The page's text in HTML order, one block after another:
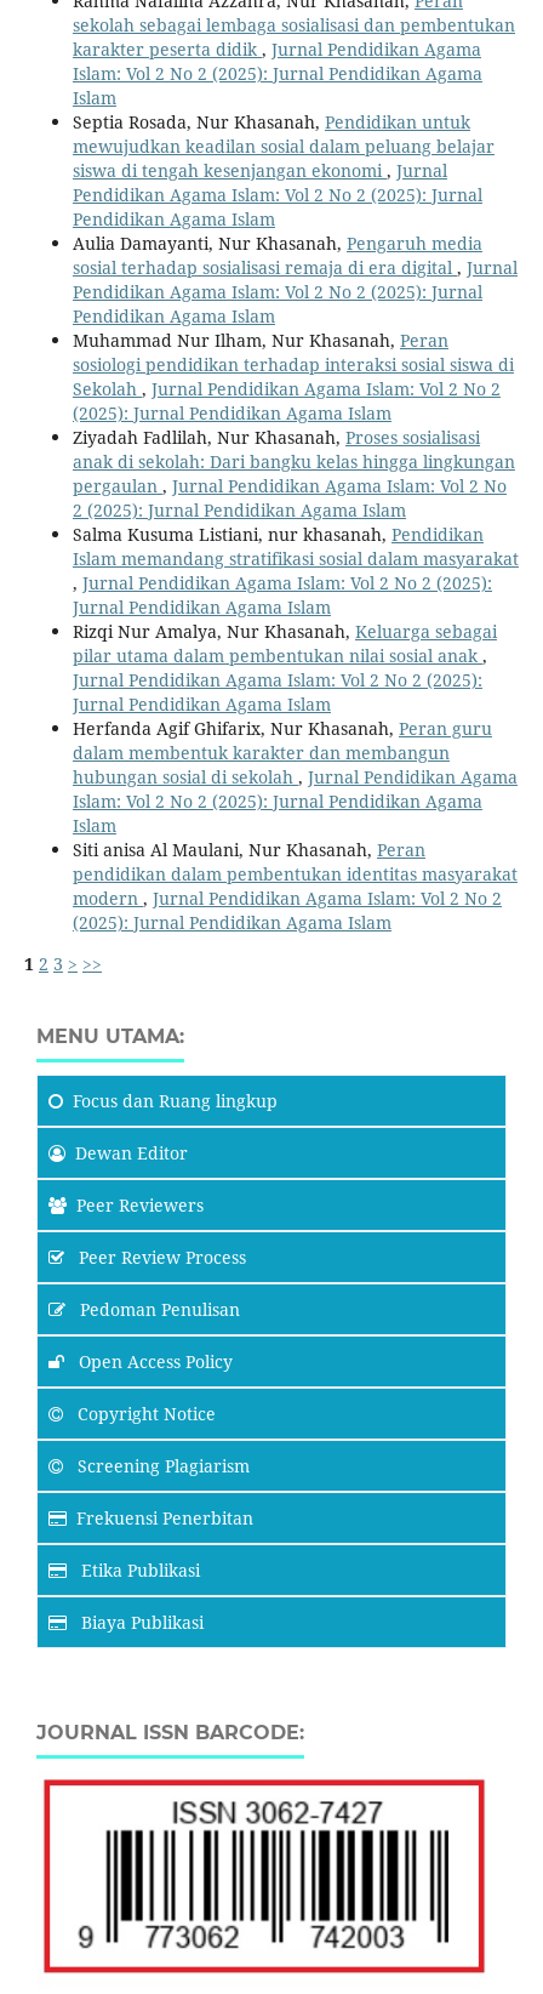
sekolah sebagai lembaga sosialisasi dan pembentukan
karakter peserta didik , Jurnal Pendidikan Agama
Islam: Vol 2 No 2 (2025): Jurnal Pendidikan Agama
Islam
Septia Rosada, Nur Khasanah, Pendidikan untuk
mewujudkan keadilan sosial dalam peluang belajar
siswa di tengah kesenjangan ekonomi, Jurnal
Pendidikan Agama Islam: Vol 2 No 2 (2025): Jurnal
Pendidikan Agama Islam
Aulia Damayanti, Nur Khasanah, Pengaruh media
sosial terhadap sosialisasi remaja di era digital , Jurnal
Pendidikan Agama Islam: Vol 2 No 2 (2025): Jurnal
Pendidikan Agama Islam
Muhammad Nur Ilham, Nur Khasanah, Peran
sosiologi pendidikan terhadap interaksi sosial siswa di
Sekolah , Jurnal Pendidikan Agama Islam: Vol 2 No 2
(2025): Jurnal Pendidikan Agama Islam
Ziyadah Fadlilah, Nur Khasanah, Proses sosialisasi
anak di sekolah: Dari bangku kelas hingga lingkungan
pergaulan , Jurnal Pendidikan Agama Islam: Vol 2 No
2 (2025): Jurnal Pendidikan Agama Islam
Salma Kusuma Listiani, nur khasanah, Pendidikan
Islam memandang stratifikasi sosial dalam masyarakat
, Jurnal Pendidikan Agama Islam: Vol 2 No 2 (2025):
Jurnal Pendidikan Agama Islam
Rizqi Nur Amalya, Nur Khasanah, Keluarga sebagai
pilar utama dalam pembentukan nilai sosial anak ,
Jurnal Pendidikan Agama Islam: Vol 2 No 2 (2025):
Jurnal Pendidikan Agama Islam
Herfanda Agif Ghifarix, Nur Khasanah, Peran guru
dalam membentuk karakter dan membangun
hubungan sosial di sekolah , Jurnal Pendidikan Agama
Islam: Vol 2 No 2 (2025): Jurnal Pendidikan Agama
Islam
Siti anisa Al Maulani, Nur Khasanah, Peran
pendidikan dalam pembentukan identitas masyarakat
modern , Jurnal Pendidikan Agama Islam: Vol 2 No 2
(2025): Jurnal Pendidikan Agama Islam
1 2 3 > >>
MENU UTAMA:
Focus dan Ruang lingkup
Dewan Editor
Peer Reviewers
Peer Review Process
Pedoman Penulisan
Open Access Policy
Copyright Notice
Screening Plagiarism
Frekuensi Penerbitan
Etika Publikasi
Biaya Publikasi
JOURNAL ISSN BARCODE: